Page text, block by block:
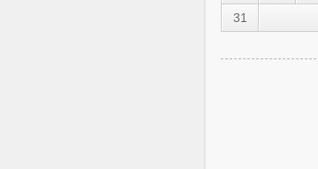
31